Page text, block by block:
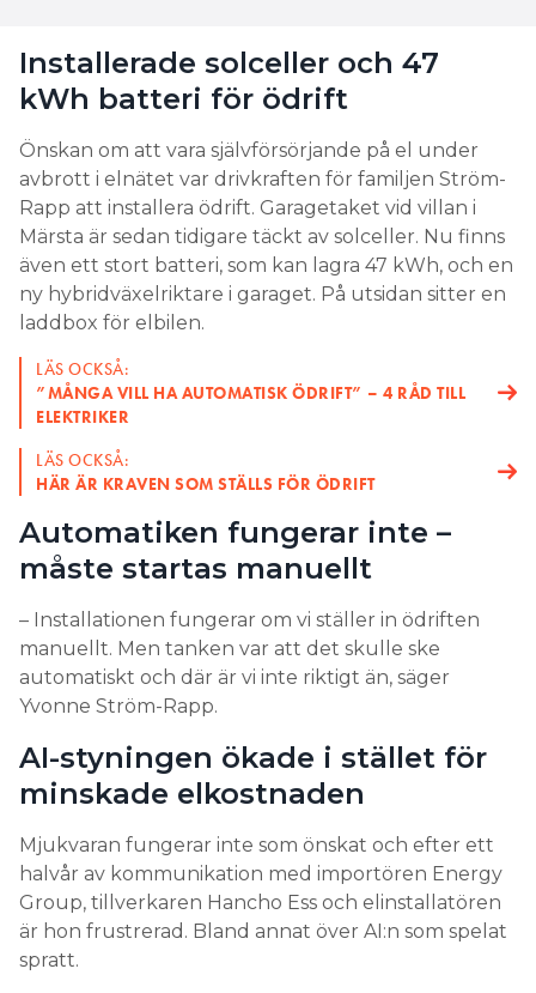
Carl Elias.
Bergig mark kan göra det svårt att ordna jordtag
med önskat motstånd. Även om det lyckas blir det
vanligtvis dyrare, när arbetet sker på löpande
räkning.
2. Försök ha bra kommunikation
med elnätsbolaget
Elnätsbolaget måste godkänna installationen av
ödrift och jordtag. Därför är det viktigt att tiden för
handläggning och kontroll inte är för lång.
det fungerade jättebra, säger Carl Elias.
3. Välj en tillverkare som har bra
support
Att ställa in mjukvaran som krävs för automationen,
och få till en bra styrning, är relativt nya utmaningar
Installerade solceller och 47
kWh batteri för ödrift
Önskan om att vara självförsörjande på el under
avbrott i elnätet var drivkraften för familjen Ström-
Rapp att installera ödrift. Garagetaket vid villan i
Märsta är sedan tidigare täckt av solceller. Nu finns
även ett stort batteri, som kan lagra 47 kWh, och en
ny hybridväxelriktare i garaget. På utsidan sitter en
laddbox för elbilen.
LÄS OCKSÅ:
”MÅNGA VILL HA AUTOMATISK ÖDRIFT” – 4 RÅD TILL
ELEKTRIKER
LÄS OCKSÅ:
HÄR ÄR KRAVEN SOM STÄLLS FÖR ÖDRIFT
Automatiken fungerar inte –
måste startas manuellt
– Installationen fungerar om vi ställer in ödriften
manuellt. Men tanken var att det skulle ske
automatiskt och där är vi inte riktigt än, säger
Yvonne Ström-Rapp.
AI-styningen ökade i stället för
minskade elkostnaden
Mjukvaran fungerar inte som önskat och efter ett
halvår av kommunikation med importören Energy
Group, tillverkaren Hancho Ess och elinstallatören
är hon frustrerad. Bland annat över AI:n som spelat
spratt.